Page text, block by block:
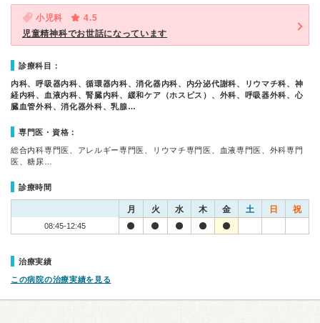
小児科
4.5
児童精神科でお世話になっています
診療科目：
内科、呼吸器内科、循環器内科、消化器内科、内分泌代謝科、リウマチ科、神
経内科、血液内科、腎臓内科、緩和ケア（ホスピス）、外科、呼吸器外科、心
臓血管外科、消化器外科、乳腺…
専門医・資格：
総合内科専門医、アレルギー専門医、リウマチ専門医、血液専門医、外科専門
医、糖尿…
診療時間
月 火 水 木 金 土 日 祝
08:45-12:45
治療実績
この病院の治療実績を見る